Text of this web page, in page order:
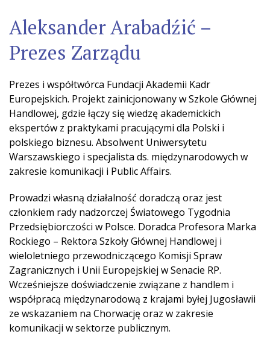
Aleksander Arabadźić –
Prezes Zarządu
Prezes i współtwórca Fundacji Akademii Kadr
Europejskich. Projekt zainicjonowany w Szkole Głównej
Handlowej, gdzie łączy się wiedzę akademickich
ekspertów z praktykami pracującymi dla Polski i
polskiego biznesu. Absolwent Uniwersytetu
Warszawskiego i specjalista ds. międzynarodowych w
zakresie komunikacji i Public Affairs.
Prowadzi własną działalność doradczą oraz jest
członkiem rady nadzorczej Światowego Tygodnia
Przedsiębiorczości w Polsce. Doradca Profesora Marka
Rockiego – Rektora Szkoły Głównej Handlowej i
wieloletniego przewodniczącego Komisji Spraw
Zagranicznych i Unii Europejskiej w Senacie RP.
Wcześniejsze doświadczenie związane z handlem i
współpracą międzynarodową z krajami byłej Jugosławii
ze wskazaniem na Chorwację oraz w zakresie
komunikacji w sektorze publicznym.